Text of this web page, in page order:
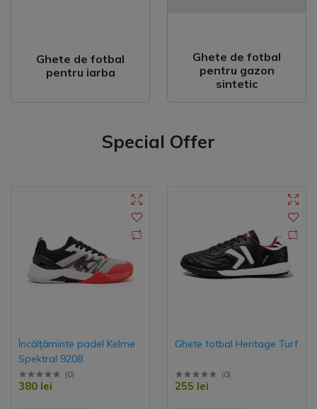
Ghete de fotbal
pentru iarba
Ghete de fotbal
pentru gazon
sintetic
Special Offer
Încălțăminte padel Kelme
Spektral 9208
(0)
380 lei
Ghete fotbal Heritage Turf
(0)
255 lei